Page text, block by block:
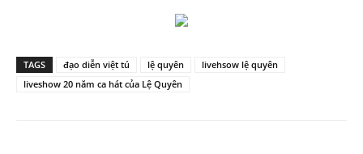
TAGS đạo diễn việt tú lệ quyên
livehsow lệ quyên
liveshow 20 năm ca hát của Lệ Quyên